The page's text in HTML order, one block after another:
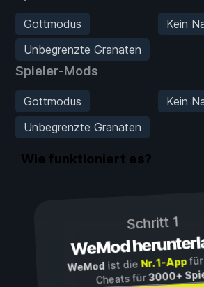
Gottmodus
Kein
Unbegrenzte Granaten
Spieler-Mods
Gottmodus
Kein
Unbegrenzte Granaten
Wie funktioniert es?
Schritt 1
WeMod
WeMod ist die Nr. 1-Appfür
Cheats für3000+